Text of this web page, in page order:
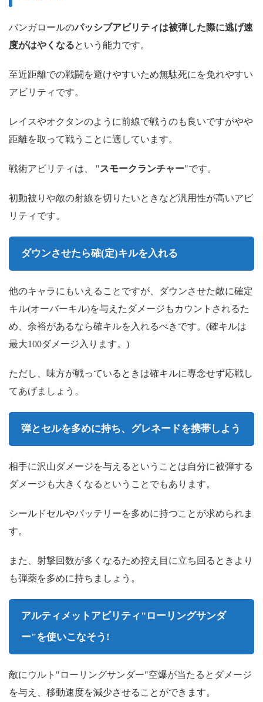
バンガロールのパッシブアビリティは被弾した際に逃げ速
度がはやくなるという能力です。
至近距離での戦闘を避けやすいため無駄死にを免れやすい
アビリティです。
レイスやオクタンのように前線で戦うのも良いですがやや
距離を取って戦うことに適しています。
戦術アビリティは、 "スモークランチャー"です。
初動被りや敵の射線を切りたいときなど汎用性が高いアビ
リティです。
ダウンさせたら確(定)キルを入れる
他のキャラにもいえることですが、ダウンさせた敵に確定
キル(オーバーキル)を与えたダメージもカウントされるた
め、余裕があるなら確キルを入れるべきです。(確キルは
最大100ダメージ入ります。)
ただし、味方が戦っているときは確キルに専念せず応戦し
てあげましょう。
弾とセルを多めに持ち、グレネードを携帯しよう
相手に沢山ダメージを与えるということは自分に被弾する
ダメージも大きくなるということでもあります。
シールドセルやバッテリーを多めに持つことが求められま
す。
また、射撃回数が多くなるため控え目に立ち回るときより
も弾薬を多めに持ちましょう。
アルティメットアビリティ"ローリングサンダ
ー"を使いこなそう!
敵にウルト"ローリングサンダー"空爆が当たるとダメージ
を与え、移動速度を減少させることができます。